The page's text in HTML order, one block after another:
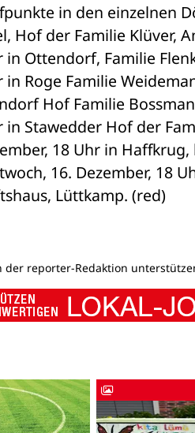
in den einzelnen
Hof der Familie Klüver,
in Ottendorf, Familie
in Roge Familie
Hof Familie
in Stawedder Hof der
18 Uhr in
16. Dezember, 18
Lüttkamp. (red)
der reporter-Redaktion